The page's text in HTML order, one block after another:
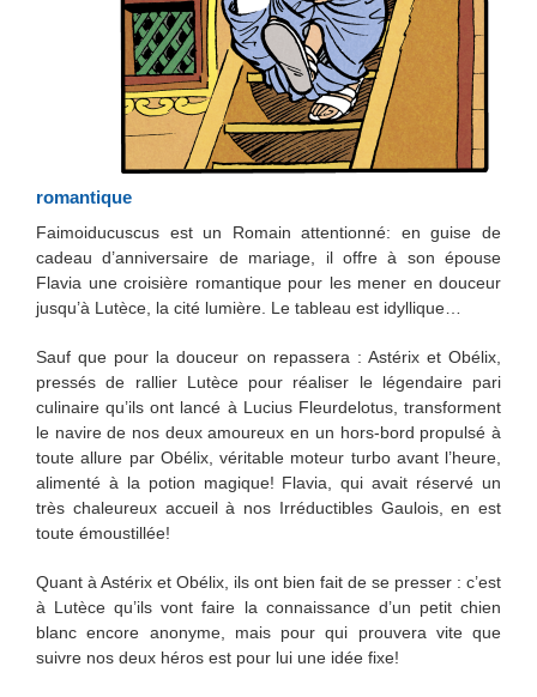
romantique
Faimoiducuscus est un Romain attentionné: en guise de
cadeau d’anniversaire de mariage, il offre à son épouse
Flavia une croisière romantique pour les mener en douceur
jusqu’à Lutèce, la cité lumière. Le tableau est idyllique…
Sauf que pour la douceur on repassera : Astérix et Obélix,
pressés de rallier Lutèce pour réaliser le légendaire pari
culinaire qu’ils ont lancé à Lucius Fleurdelotus, transforment
le navire de nos deux amoureux en un hors-bord propulsé à
toute allure par Obélix, véritable moteur turbo avant l’heure,
alimenté à la potion magique! Flavia, qui avait réservé un
très chaleureux accueil à nos Irréductibles Gaulois, en est
toute émoustillée!
Quant à Astérix et Obélix, ils ont bien fait de se presser : c’est
à Lutèce qu’ils vont faire la connaissance d’un petit chien
blanc encore anonyme, mais pour qui prouvera vite que
suivre nos deux héros est pour lui une idée fixe!